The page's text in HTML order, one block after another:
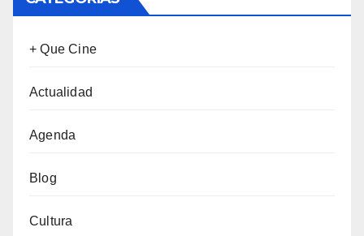
+ Que Cine
Actualidad
Agenda
Blog
Cultura